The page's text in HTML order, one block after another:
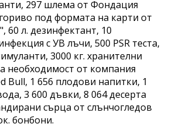
297 шлема от Фондация
под формата на карти от
60 л. дезинфектант, 10
с УВ лъчи, 500 PSR теста,
3000 кг. хранителни
необходимост от компания
Bull, 1 656 плодови напитки, 1
3 600 дъвки, 8 064 десерта
сърца от слънчогледов
бонбони.